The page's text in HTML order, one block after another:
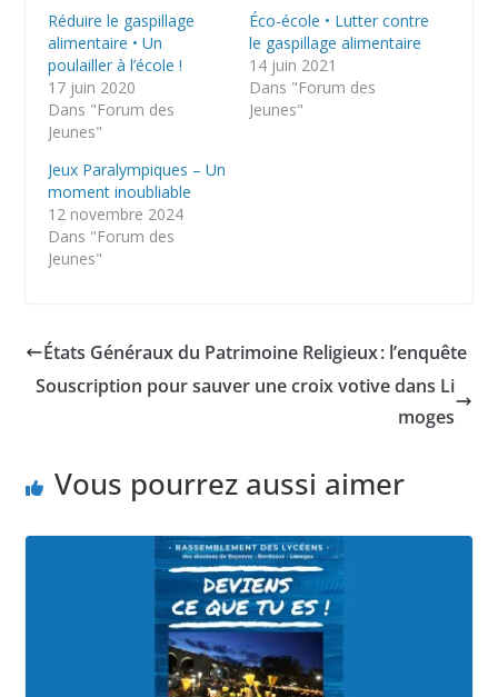
Réduire le gaspillage
alimentaire • Un
poulailler à l’école !
17 juin 2020
Dans "Forum des
Jeunes"
Éco-école • Lutter contre
le gaspillage alimentaire
14 juin 2021
Dans "Forum des
Jeunes"
Jeux Paralympiques – Un
moment inoubliable
12 novembre 2024
Dans "Forum des
Jeunes"
États Généraux du Patrimoine Religieux : l’enquête
Souscription pour sauver une croix votive dans Li
moges
Vous pourrez aussi aimer